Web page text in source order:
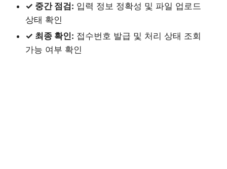
✓ 중간 점검: 입력 정보 정확성 및 파일 업로드
상태 확인
✓ 최종 확인: 접수번호 발급 및 처리 상태 조회
가능 여부 확인